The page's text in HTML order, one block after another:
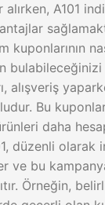
A101
alışveriş
Bu
daha
düzenli olarak
ve bu
Örneğin,